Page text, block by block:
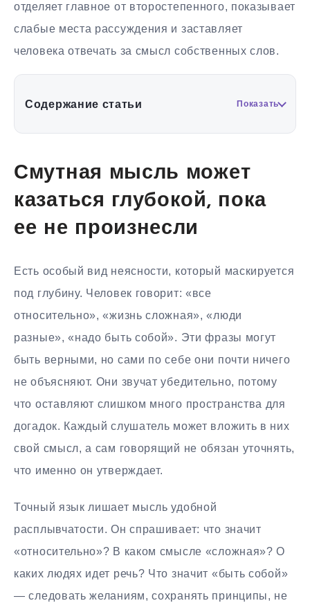
отделяет главное от второстепенного, показывает
слабые места рассуждения и заставляет
человека отвечать за смысл собственных слов.
Содержание статьи Показать
Смутная мысль может
казаться глубокой, пока
ее не произнесли
Есть особый вид неясности, который маскируется
под глубину. Человек говорит: «все
относительно», «жизнь сложная», «люди
разные», «надо быть собой». Эти фразы могут
быть верными, но сами по себе они почти ничего
не объясняют. Они звучат убедительно, потому
что оставляют слишком много пространства для
догадок. Каждый слушатель может вложить в них
свой смысл, а сам говорящий не обязан уточнять,
что именно он утверждает.
Точный язык лишает мысль удобной
расплывчатости. Он спрашивает: что значит
«относительно»? В каком смысле «сложная»? О
каких людях идет речь? Что значит «быть собой»
— следовать желаниям, сохранять принципы, не